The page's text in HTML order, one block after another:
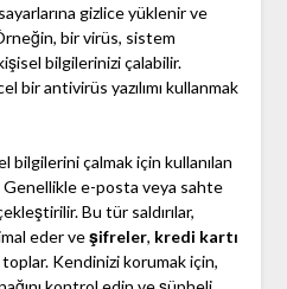
gizlice yüklenir ve
bir virüs, sistem
bilgilerinizi çalabilir.
bir antivirüs yazılımı kullanmak
bilgilerini çalmak için kullanılan
Genellikle e-posta veya sahte
Bu tür saldırılar,
eder veşifreler, kredi kartı
Kendinizi korumak için,